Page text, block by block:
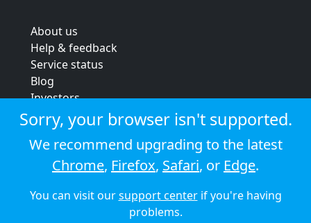
About us
Help & feedback
Service status
Blog
Investors
Strategic review
Terms & conditions
Privacy policy
Cookie policy
© 2026 Audioboom
Sorry, your browser isn't supported.
We recommend upgrading to the latest
Chrome, Firefox, Safari, or Edge.
You can visit oursupport centerif you're having
problems.